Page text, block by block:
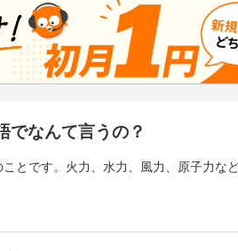
でなんて言うの？
とです。火力、水力、風力、原子力など